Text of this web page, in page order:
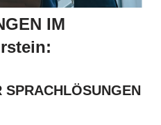
IM
SPRACHLÖSUNGEN